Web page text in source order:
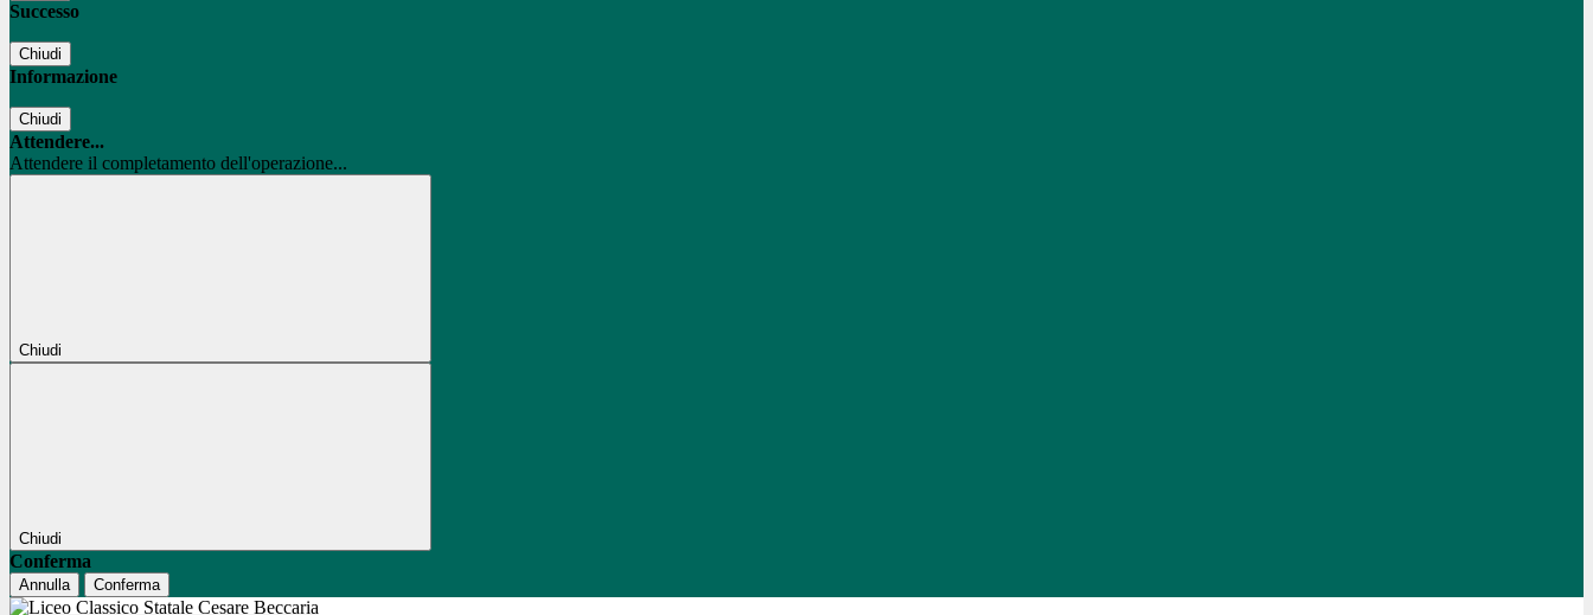
Successo
Chiudi
Informazione
Chiudi
Attendere...
Attendere il completamento dell'operazione...
Chiudi
Chiudi
Conferma
Annulla Conferma